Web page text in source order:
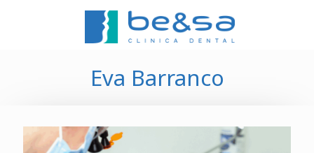
Eva Barranco